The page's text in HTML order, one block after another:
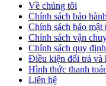
Về chúng tôi
Chính sách bảo
Chính sách bảo mật
Chính sách vận
Chính sách quy
Điều kiện đổi trả và
Hình thức thanh
Liên hệ